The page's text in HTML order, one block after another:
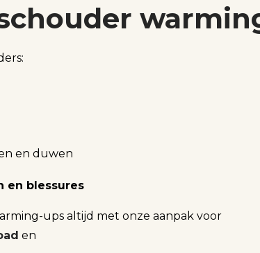
en duwen
en blessures
ups altijd met onze aanpak voor
en